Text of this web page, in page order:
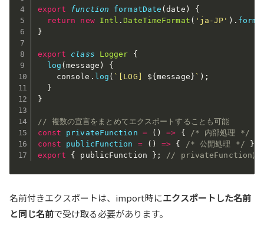
export function formatDate (date )
{
return
new Intl .DateTimeFormat ( 'ja-JP' ) .
}
export class Logger
{
log (message )
{
    console
. log ( `[LOG] ${message } ` ) ;
}
}
// 複数の宣言をまとめてエクスポートすることも可能
const
privateFunction = ( ) => { /* 内部処理 */
const
publicFunction = ( ) => { /* 公開処理 */ }
export
{ publicFunction } ; // privateFunctionは外
名前付きエクスポートは、import時にエクスポートした名前
と同じ名前で受け取る必要があります。